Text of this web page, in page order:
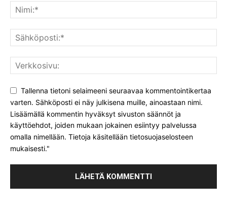
Tallenna tietoni selaimeeni seuraavaa kommentointikertaa
varten. Sähköposti ei näy julkisena muille, ainoastaan nimi.
Lisäämällä kommentin hyväksyt sivuston säännöt ja
käyttöehdot, joiden mukaan jokainen esiintyy palvelussa
omalla nimellään. Tietoja käsitellään tietosuojaselosteen
mukaisesti."